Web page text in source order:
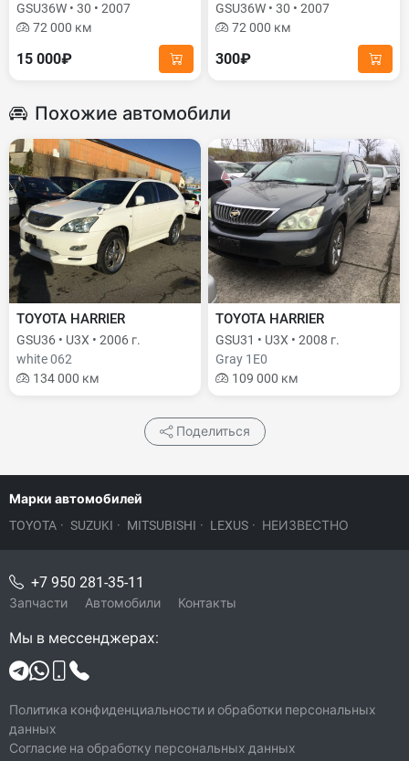
GSU36W • 30 • 2007
72 000 км
15 000₽
GSU36W • 30 • 2007
72 000 км
300₽
Похожие автомобили
TOYOTA HARRIER
GSU36 • U3X • 2006 г.
white 062
134 000 км
TOYOTA HARRIER
GSU31 • U3X • 2008 г.
Gray 1E0
109 000 км
Поделиться
Марки автомобилей
TOYOTA · SUZUKI · MITSUBISHI · LEXUS · НЕИЗВЕСТНО
+7 950 281-35-11
Запчасти Автомобили Контакты
Мы в мессенджерах:
Политика конфиденциальности и обработки персональных
данных
Согласие на обработку персональных данных